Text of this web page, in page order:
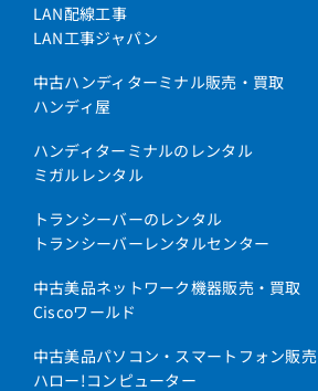
LAN配線工事
LAN工事ジャパン
中古ハンディターミナル販売・買取
ハンディ屋
ハンディターミナルのレンタル
ミガルレンタル
トランシーバーのレンタル
トランシーバーレンタルセンター
中古美品ネットワーク機器販売・買取
Ciscoワールド
中古美品パソコン・スマートフォン販売
ハロー!コンピューター